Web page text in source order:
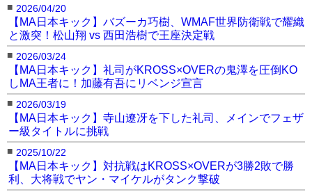
■ 2026/04/20
【MA日本キック】バズーカ巧樹、WMAF世界防衛戦で耀織
と激突！松山翔 vs 西田浩樹で王座決定戦
■ 2026/03/24
【MA日本キック】礼司がKROSS×OVERの鬼澤を圧倒KO
しMA王者に！加藤有吾にリベンジ宣言
■ 2026/03/19
【MA日本キック】寺山遼冴を下した礼司、メインでフェザ
ー級タイトルに挑戦
■ 2025/10/22
【MA日本キック】対抗戦はKROSS×OVERが3勝2敗で勝
利、大将戦でヤン・マイケルがタンク撃破